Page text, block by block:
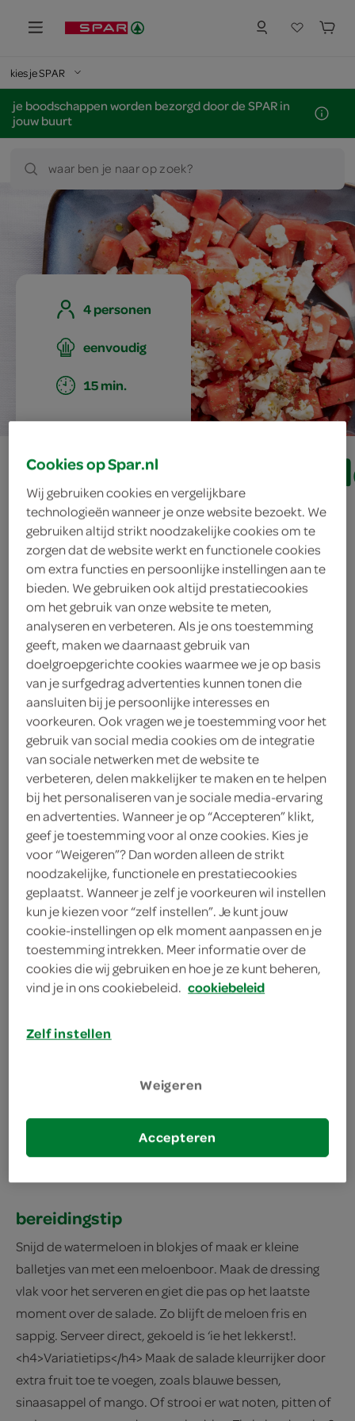
kies je SPAR
je boodschappen worden bezorgd door de SPAR in
jouw buurt
waar ben je naar op zoek?
4 personen
eenvoudig
15 min.
ingrediënten
1 theelepel gedroogde oregano
2 theelepels honing
3 eetlepels olijfolie extra vierge
200 gram feta
600 gram watermeloenen
kies je winkel
bereiden
deel op twitter
deel op facebook
print recept
1
Verwijder de schil en snijd de watermeloen in
Verdeel de watermeloen over een schaal.
Verkruimel de feta grof boven de meloen.
Besprenkel de salade met de olie en honing.
Bestrooi met de oregano.
bereidingstip
Snijd de watermeloen in blokjes of maak er kleine
balletjes van met een meloenboor. Maak de dressing
vlak voor het serveren en giet die pas op het laatste
moment over de salade. Zo blijft de meloen fris en
sappig. Serveer direct, gekoeld is ‘ie het lekkerst!.
<h4>Variatietips</h4> Maak de salade kleurrijker door
extra fruit toe te voegen, zoals blauwe bessen,
sinaasappel of mango. Of strooi er wat noten, pitten of
Cookies op Spar.nl
Wij gebruiken cookies en vergelijkbare
technologieën wanneer je onze website bezoekt. We
gebruiken altijd strikt noodzakelijke cookies om te
zorgen dat de website werkt en functionele cookies
om extra functies en persoonlijke instellingen aan te
bieden. We gebruiken ook altijd prestatiecookies
om het gebruik van onze website te meten,
analyseren en verbeteren. Als je ons toestemming
geeft, maken we daarnaast gebruik van
doelgroepgerichte cookies waarmee we je op basis
van je surfgedrag advertenties kunnen tonen die
aansluiten bij je persoonlijke interesses en
voorkeuren. Ook vragen we je toestemming voor het
gebruik van social media cookies om de integratie
van sociale netwerken met de website te
verbeteren, delen makkelijker te maken en te helpen
bij het personaliseren van je sociale media-ervaring
en advertenties. Wanneer je op “Accepteren” klikt,
geef je toestemming voor al onze cookies. Kies je
voor “Weigeren”? Dan worden alleen de strikt
noodzakelijke, functionele en prestatiecookies
geplaatst. Wanneer je zelf je voorkeuren wil instellen
kun je kiezen voor “zelf instellen”. Je kunt jouw
cookie-instellingen op elk moment aanpassen en je
toestemming intrekken. Meer informatie over de
cookies die wij gebruiken en hoe je ze kunt beheren,
vind je in ons cookiebeleid. cookiebeleid
Zelf instellen
Weigeren
Accepteren